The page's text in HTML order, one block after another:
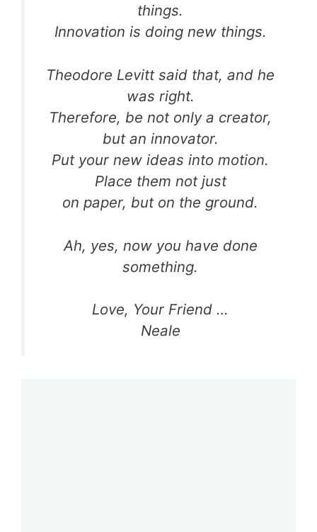
things.
Innovation is doing new things.
Theodore Levitt said that, and he
was right.
Therefore, be not only a creator,
but an innovator.
Put your new ideas into motion.
Place them not just
on paper, but on the ground.
Ah, yes, now you have done
something.
Love, Your Friend …
Neale